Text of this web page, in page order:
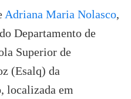
Adriana Maria Nolasco,
Departamento de
Superior de
(Esalq) da
localizada em